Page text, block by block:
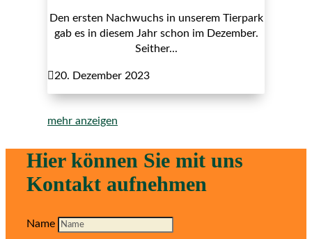
Den ersten Nachwuchs in unserem Tierpark
gab es in diesem Jahr schon im Dezember.
Seither...
20. Dezember 2023
mehr anzeigen
Hier können Sie mit uns
Kontakt aufnehmen
Name